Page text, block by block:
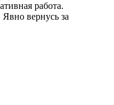
работа.
вернусь за